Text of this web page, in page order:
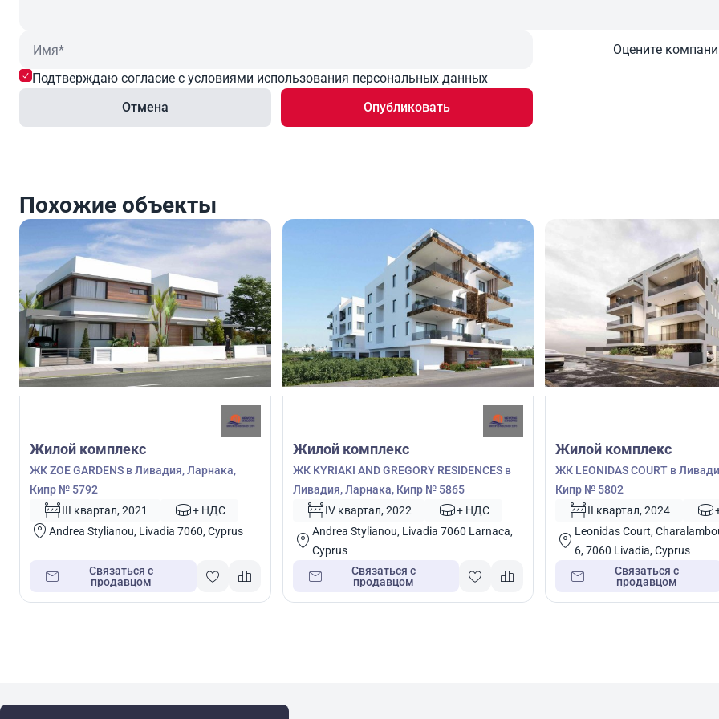
Оцените
Подтверждаю согласие с условиями использования персональных данных
Отмена
Опубликовать
Похожие объекты
Жилой комплекс
ЖК ZOE GARDENS в Ливадия, Ларнака,
Кипр № 5792
III квартал, 2021
+ НДС
Andrea Stylianou, Livadia 7060, Cyprus
Связаться с
продавцом
Жилой комплекс
ЖК KYRIAKI AND GREGORY RESIDENCES в
Ливадия, Ларнака, Кипр № 5865
IV квартал, 2022
+ НДС
Andrea Stylianou, Livadia 7060 Larnaca,
Cyprus
Связаться с
продавцом
Жилой комплекс
ЖК LEONIDAS COURT в
Кипр № 5802
II квартал, 2024
Leonidas Court,
6, 7060 Livadia, Cyprus
Связаться с
продавцом